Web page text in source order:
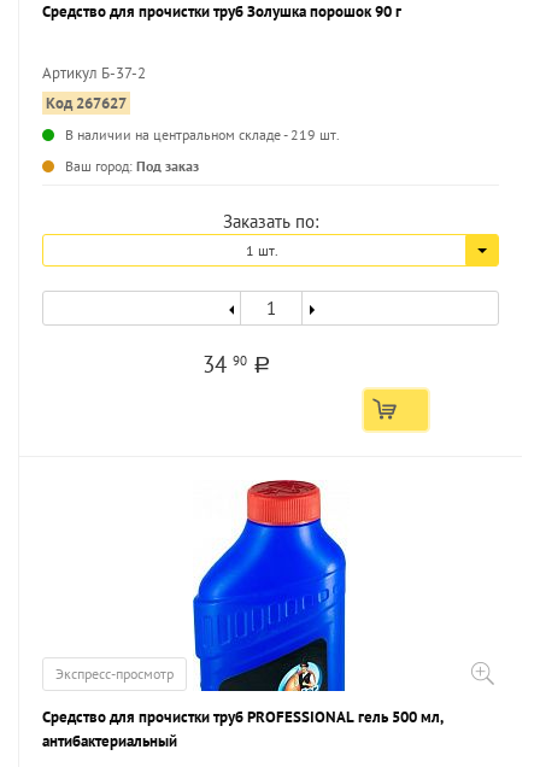
Средство для прочистки труб Золушка порошок 90 г
Артикул Б-37-2
Код 267627
В наличии на центральном складе - 219 шт.
Ваш город: Под заказ
Заказать по:
1 шт.
3490 a
Экспресс-просмотр
Средство для прочистки труб PROFESSIONAL гель 500 мл,
антибактериальный